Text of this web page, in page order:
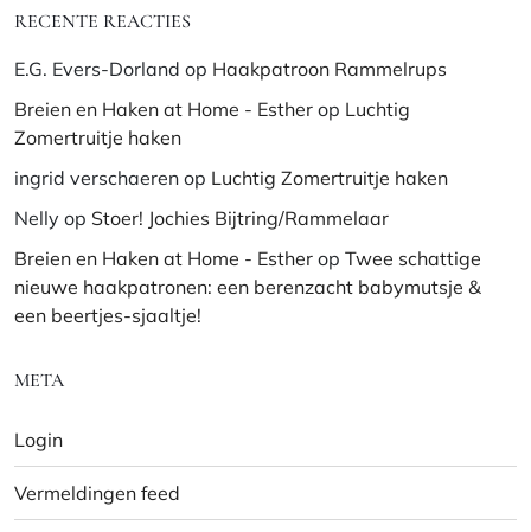
RECENTE REACTIES
E.G. Evers-Dorland op Haakpatroon Rammelrups
Breien en Haken at Home - Esther op Luchtig
Zomertruitje haken
ingrid verschaeren op Luchtig Zomertruitje haken
Nelly op Stoer! Jochies Bijtring/Rammelaar
Breien en Haken at Home - Esther op Twee schattige
nieuwe haakpatronen: een berenzacht babymutsje &
een beertjes-sjaaltje!
META
Login
Vermeldingen feed